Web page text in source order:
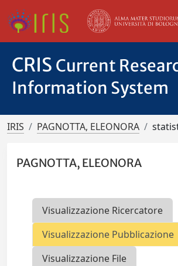
CRIS Current
Information System
IRIS PAGNOTTA, ELEONORA
PAGNOTTA, ELEONORA
Visualizzazione Ricercatore
Visualizzazione Pubblicazione
Visualizzazione File